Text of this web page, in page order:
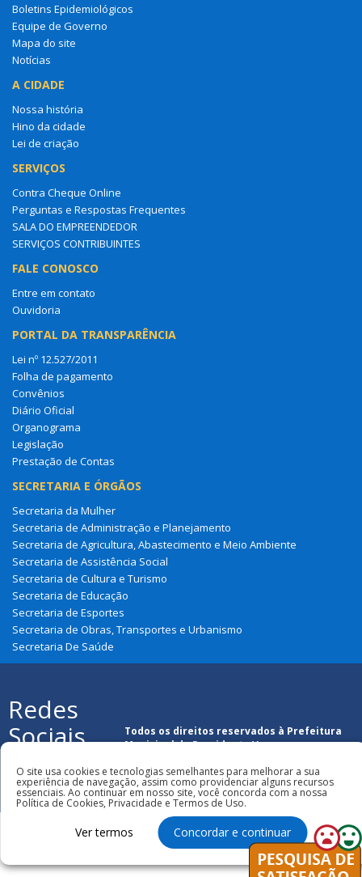
Boletins Epidemiológicos
Equipe de Governo
Mapa do site
Notícias
A CIDADE
Nossa história
Hino da cidade
Lei de criação
SERVIÇOS
Contra Cheque Online
Perguntas e Respostas Frequentes
SALA DO EMPREENDEDOR
SERVIÇOS CONTRIBUINTES
FALE CONOSCO
Entre em contato
Ouvidoria
PORTAL DA TRANSPARÊNCIA
Lei nº 12.527/2011
Folha de pagamento
Convênios
Diário Oficial
Organograma
Legislação
Prestação de Contas
SECRETARIA E ÓRGÃOS
Secretaria da Mulher
Secretaria de Administração e Planejamento
Secretaria de Agricultura, Abastecimento e Meio Ambiente
Secretaria de Assistência Social
Secretaria de Cultura e Turismo
Secretaria de Educação
Secretaria de Esportes
Secretaria de Obras, Transportes e Urbanismo
Secretaria De Saúde
Redes
Sociais
Todos os direitos reservados à Prefeitura
Municipal de Presidente Vargas
O site usa cookies e tecnologias semelhantes para melhorar a sua
experiência de navegação, assim como providenciar alguns recursos
essenciais. Ao continuar em nosso site, você concorda com a nossa
Política de Cookies, Privacidade e Termos de Uso.
Ver termos Concordar e continuar